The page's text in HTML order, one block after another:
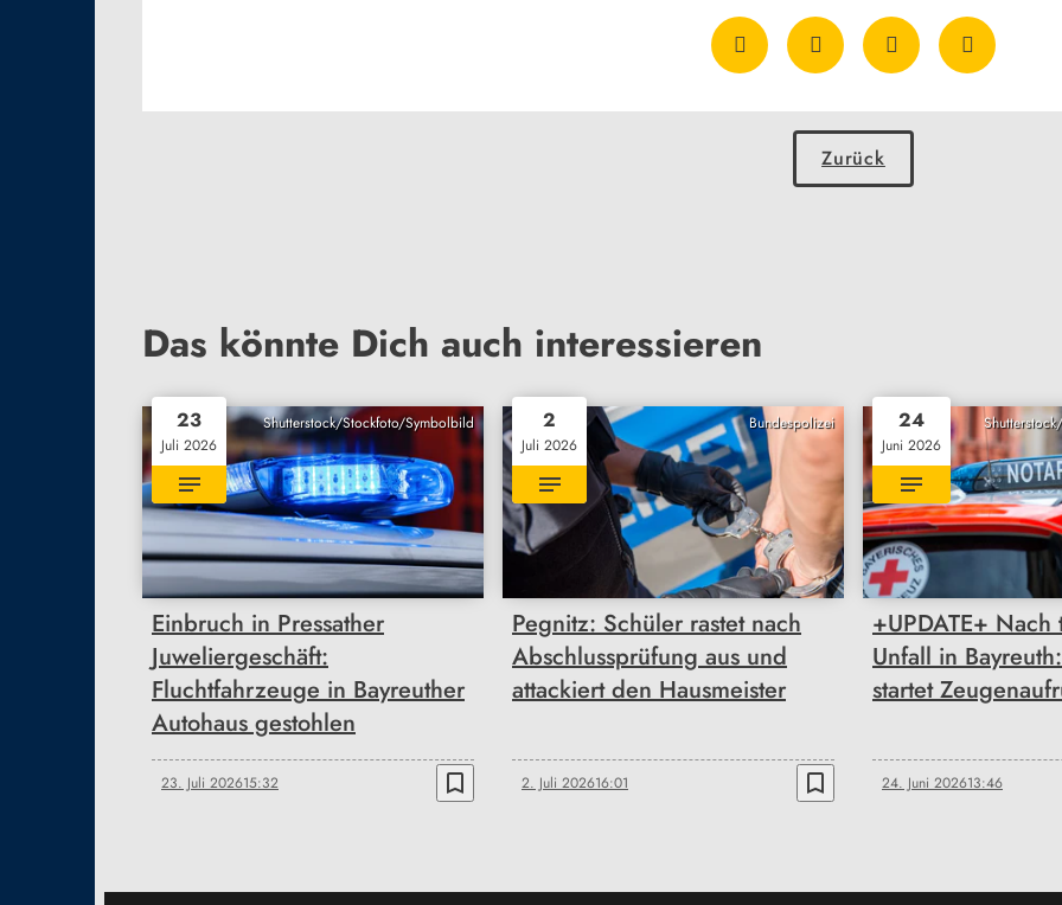
Zurück
Das könnte Dich auch interessieren
Shutterstock/Stockfoto/Symbolbild
23
Juli 2026
Einbruch in Pressather
Juweliergeschäft:
Fluchtfahrzeuge in Bayreuther
Autohaus gestohlen
23. Juli 202615:32 bookmark_border
Bundespolizei
2
Juli 2026
Pegnitz: Schüler rastet nach
Abschlussprüfung aus und
attackiert den Hausmeister
2. Juli 202616:01 bookmark_border
24
Juni 2026
+UPDATE+
Unfall in
startet
24. Juni 202613:46